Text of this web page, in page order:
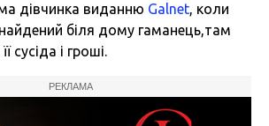
дівчинка виданню Galnet, коли
біля дому гаманець,там
сусіда і гроші.
РЕКЛАМА